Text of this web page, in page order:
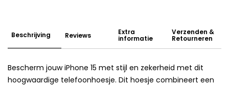
Beschrijving Reviews Extra
informatie
Verzenden &
Retourneren
Bescherm jouw iPhone 15 met stijl en zekerheid met dit
hoogwaardige telefoonhoesje. Dit hoesje combineert een